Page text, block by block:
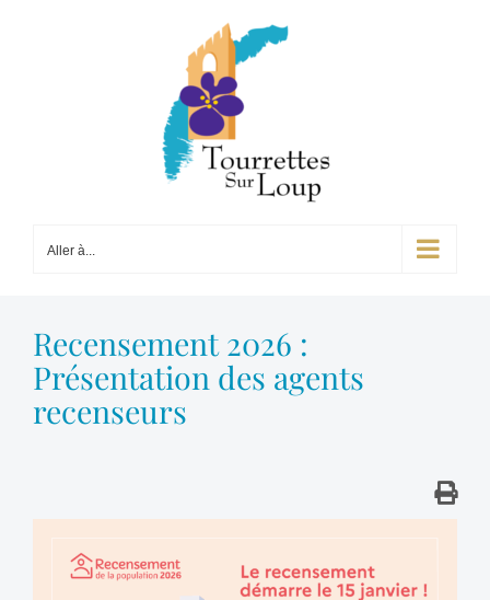
Aller à...
Recensement 2026 :
Présentation des agents
recenseurs